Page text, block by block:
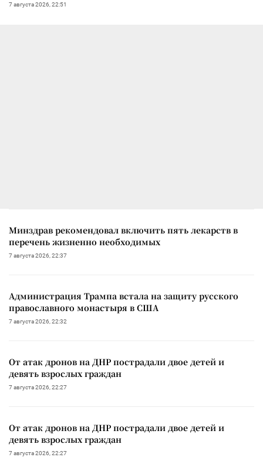
7 августа 2026, 22:51
Минздрав рекомендовал включить пять лекарств в
перечень жизненно необходимых
7 августа 2026, 22:37
Администрация Трампа встала на защиту русского
православного монастыря в США
7 августа 2026, 22:32
От атак дронов на ДНР пострадали двое детей и
девять взрослых граждан
7 августа 2026, 22:27
От атак дронов на ДНР пострадали двое детей и
девять взрослых граждан
7 августа 2026, 22:27